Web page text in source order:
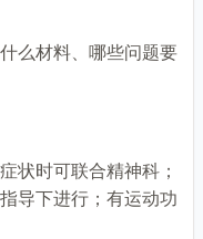
么材料、哪些问题要
状时可联合精神科；
导下进行；有运动功